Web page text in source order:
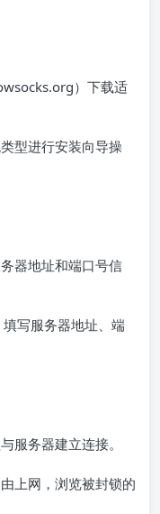
）下载适
型进行安装向导操
器地址和端口号信
写服务器地址、端
服务器建立连接。
上网，浏览被封锁的